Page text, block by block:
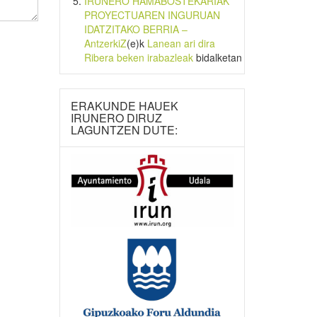
PROYECTUAREN INGURUAN
IDATZITAKO BERRIA –
AntzerkiZ(e)k Lanean ari dira
Ribera beken irabazleakbidalketan
ERAKUNDE HAUEK
IRUNERO DIRUZ
LAGUNTZEN DUTE: